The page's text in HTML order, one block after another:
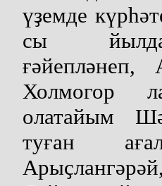
үҙемде
сы
ғәйепләнеп,
Холмогор
олатайым
туған